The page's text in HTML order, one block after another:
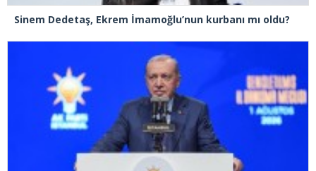
Sinem Dedetaş, Ekrem İmamoğlu’nun kurbanı mı oldu?